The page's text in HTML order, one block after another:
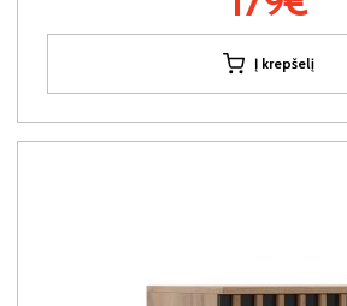
Į krepšelį